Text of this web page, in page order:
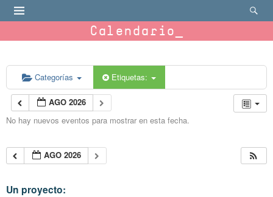
Calendario
Categorías Etiquetas:
AGO 2026
No hay nuevos eventos para mostrar en esta fecha.
AGO 2026
Un proyecto: